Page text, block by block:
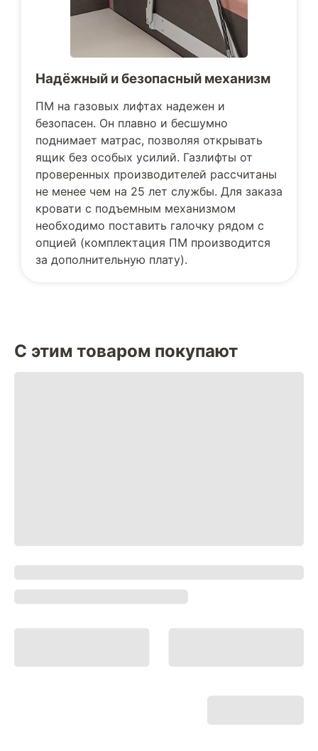
Надёжный и безопасный механизм
ПМ на газовых лифтах надежен и
безопасен. Он плавно и бесшумно
поднимает матрас, позволяя открывать
ящик без особых усилий. Газлифты от
проверенных производителей рассчитаны
не менее чем на 25 лет службы. Для заказа
кровати с подъемным механизмом
необходимо поставить галочку рядом с
опцией (комплектация ПМ производится
за дополнительную плату).
С этим товаром покупают